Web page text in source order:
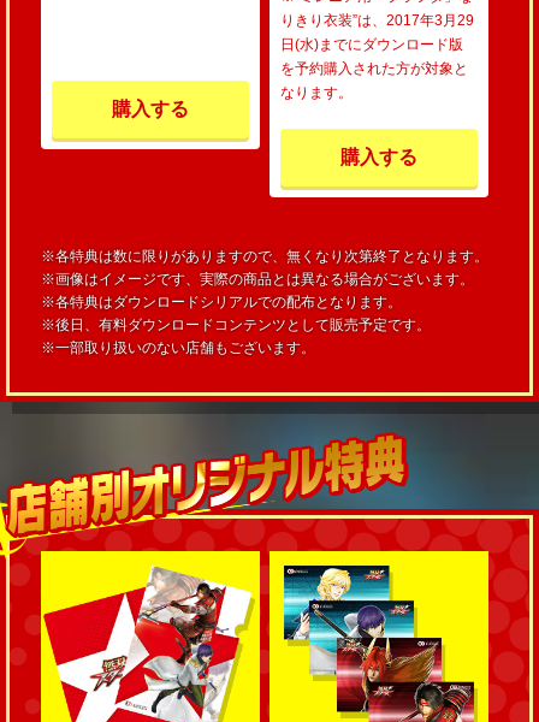
購入する
りきり衣装”は、2017年3月29
日(水)までにダウンロード版
を予約購入された方が対象と
なります。
購入する
※各特典は数に限りがありますので、無くなり次第終了となります。
※画像はイメージです、実際の商品とは異なる場合がございます。
※各特典はダウンロードシリアルでの配布となります。
※後日、有料ダウンロードコンテンツとして販売予定です。
※一部取り扱いのない店舗もございます。